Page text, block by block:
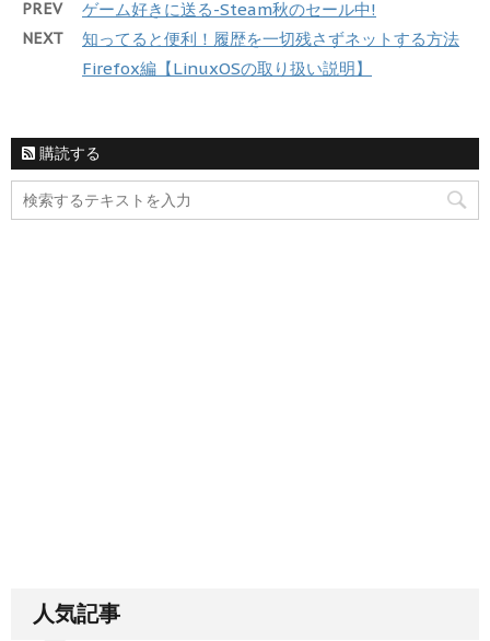
PREV ゲーム好きに送る-Steam秋のセール中!
NEXT
知ってると便利！履歴を一切残さずネットする方法
Firefox編【LinuxOSの取り扱い説明】
購読する
人気記事